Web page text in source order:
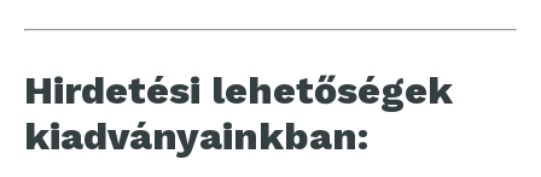
Hirdetési lehetőségek
kiadványainkban: